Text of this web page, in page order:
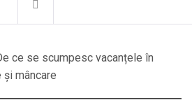
ce se scumpesc vacanțele în
mâncare